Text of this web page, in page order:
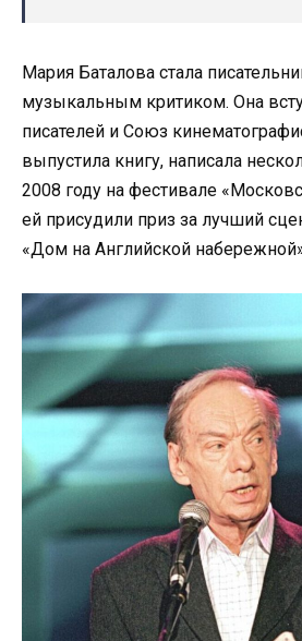
Мария Баталова стала
музыкальным критиком. Она
писателей и Союз
выпустила книгу, написала
2008 году на фестивале
ей присудили приз за лучший
«Дом на Английской